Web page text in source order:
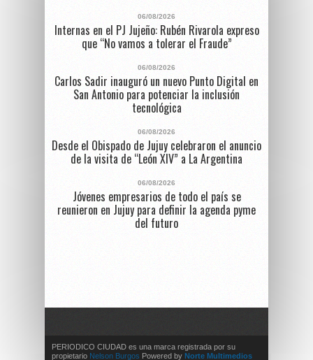
06/08/2026
Internas en el PJ Jujeño: Rubén Rivarola expreso
que “No vamos a tolerar el Fraude”
06/08/2026
Carlos Sadir inauguró un nuevo Punto Digital en
San Antonio para potenciar la inclusión
tecnológica
06/08/2026
Desde el Obispado de Jujuy celebraron el anuncio
de la visita de “León XIV” a La Argentina
06/08/2026
Jóvenes empresarios de todo el país se
reunieron en Jujuy para definir la agenda pyme
del futuro
PERIODICO CIUDAD es una marca registrada por su
propietario Nelson Burgos Powered by Norte Multimedios